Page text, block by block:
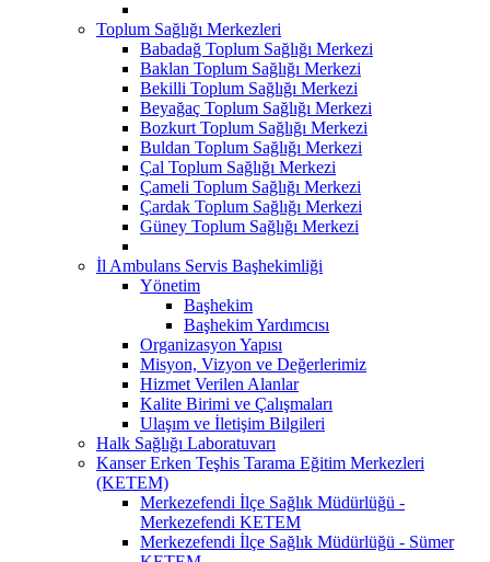
Toplum Sağlığı Merkezleri
Babadağ Toplum Sağlığı Merkezi
Baklan Toplum Sağlığı Merkezi
Bekilli Toplum Sağlığı Merkezi
Beyağaç Toplum Sağlığı Merkezi
Bozkurt Toplum Sağlığı Merkezi
Buldan Toplum Sağlığı Merkezi
Çal Toplum Sağlığı Merkezi
Çameli Toplum Sağlığı Merkezi
Çardak Toplum Sağlığı Merkezi
Güney Toplum Sağlığı Merkezi
İl Ambulans Servis Başhekimliği
Yönetim
Başhekim
Başhekim Yardımcısı
Organizasyon Yapısı
Misyon, Vizyon ve Değerlerimiz
Hizmet Verilen Alanlar
Kalite Birimi ve Çalışmaları
Ulaşım ve İletişim Bilgileri
Halk Sağlığı Laboratuvarı
Kanser Erken Teşhis Tarama Eğitim Merkezleri
(KETEM)
Merkezefendi İlçe Sağlık Müdürlüğü -
Merkezefendi KETEM
Merkezefendi İlçe Sağlık Müdürlüğü - Sümer